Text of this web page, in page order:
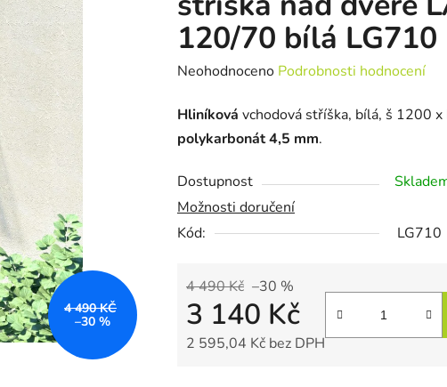
120/70 bílá LG710
Průměrné
produktu
je
z
5
hvězdiček.
Neohodnoceno Podrobnosti hodnocení
Hliníková vchodová stříška, bílá, š 1200
polykarbonát 4,5 mm.
Dostupnost
Možnosti doručení
Kód:
LG710
4 490 Kč –30 %
3 140 Kč
2 595,04 Kč bez DPH
4 490 KČ
–30 %